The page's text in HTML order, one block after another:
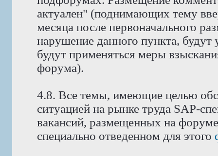
актуален" (поднимающих тему
месяца после первоначального
нарушение данного пункта, будут
будут применяться меры
форума).
4.8. Все темы, имеющие целью
ситуацией на рынке труда SAP-
вакансий, размещенных на
специально отведенном для этого